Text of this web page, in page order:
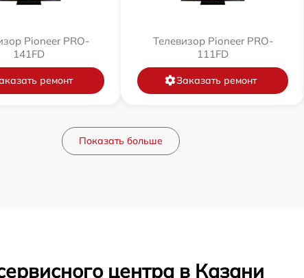
Pioneer PRO-
141FD
ремонт
Телевизор Pioneer PRO-
111FD
Заказать ремонт
Показать больше
центра в Казани